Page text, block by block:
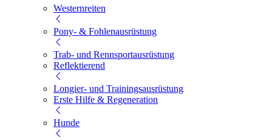
Westernreiten
Pony- & Fohlenausrüstung
Trab- und Rennsportausrüstung
Reflektierend
Longier- und Trainingsausrüstung
Erste Hilfe & Regeneration
Hunde